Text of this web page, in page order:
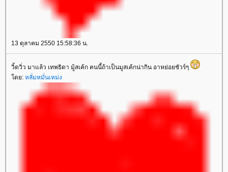
13 ตุลาคม 2550 15:58:36 น.
วิ้ดวิ่ว มาแล้ว เทพธิดา มู้สเค้ก คนนี้ถ้าเป็นมูสเค้กน่ากิน อาหย่อยชัวร์ๆ
โดย: หลั่มหมั่นเหม่ง